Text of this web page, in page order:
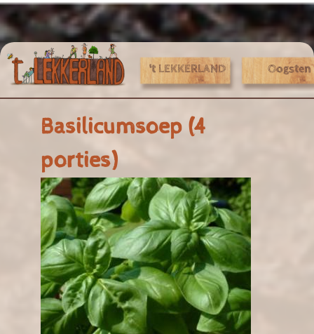
Jump to navigation
't LEKKERLAND
Oogsten
Basilicumsoep (4
porties)